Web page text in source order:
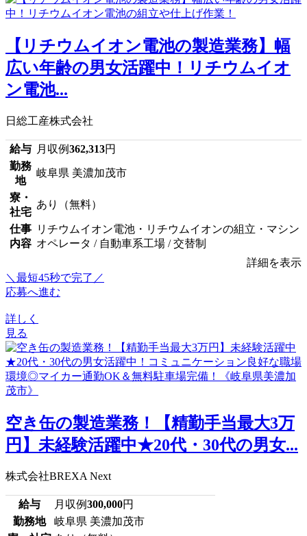
【リチウムイオン電池の製造業務】幅
広い年齢の男女活躍中！リチウムイオ
ン電池...
日総工産株式会社
給与 月収例362,313円
勤務
地
岐阜県 美濃加茂市
寮・
社宅
あり（無料）
仕事
内容
リチウムイオン電池・リチウムイオンの組立・マシン
オペレータ / 自動車系工場 / 交替制
詳細を表示
＼最短45秒で完了／
応募へ進む
詳しく
見る
空き缶の製造業務！【精勤手当最大3万
円】未経験活躍中★20代・30代の男女...
株式会社BREXA Next
給与 月収例300,000円
勤務地
岐阜県 美濃加茂市